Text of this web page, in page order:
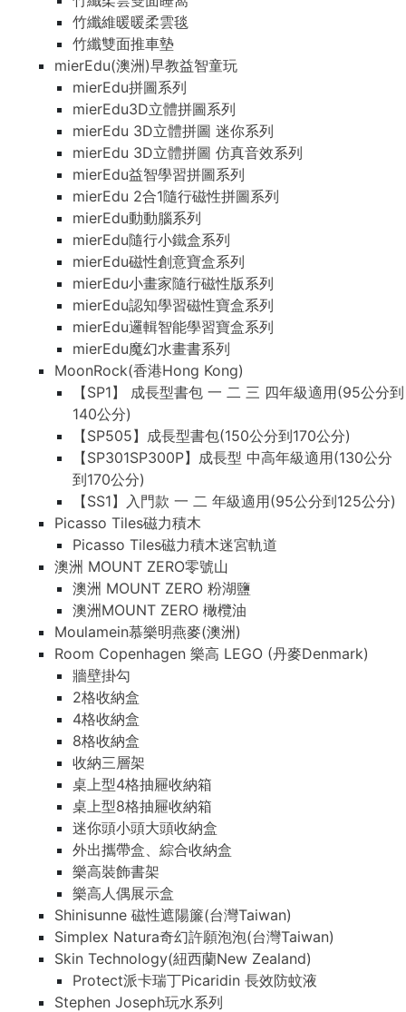
竹纖維暖暖柔雲毯
竹纖雙面推車墊
mierEdu(澳洲)早教益智童玩
mierEdu拼圖系列
mierEdu3D立體拼圖系列
mierEdu 3D立體拼圖 迷你系列
mierEdu 3D立體拼圖 仿真音效系列
mierEdu益智學習拼圖系列
mierEdu 2合1隨行磁性拼圖系列
mierEdu動動腦系列
mierEdu隨行小鐵盒系列
mierEdu磁性創意寶盒系列
mierEdu小畫家隨行磁性版系列
mierEdu認知學習磁性寶盒系列
mierEdu邏輯智能學習寶盒系列
mierEdu魔幻水畫書系列
MoonRock(香港Hong Kong)
【SP1】 成長型書包 一 二 三 四年級適用(95公分到
140公分)
【SP505】成長型書包(150公分到170公分)
【SP301SP300P】成長型 中高年級適用(130公分
到170公分)
【SS1】入門款 一 二 年級適用(95公分到125公分)
Picasso Tiles磁力積木
Picasso Tiles磁力積木迷宮軌道
澳洲 MOUNT ZERO零號山
澳洲 MOUNT ZERO 粉湖鹽
澳洲MOUNT ZERO 橄欖油
Moulamein慕樂明燕麥(澳洲)
Room Copenhagen 樂高 LEGO (丹麥Denmark)
牆壁掛勾
2格收納盒
4格收納盒
8格收納盒
收納三層架
桌上型4格抽屜收納箱
桌上型8格抽屜收納箱
迷你頭小頭大頭收納盒
外出攜帶盒、綜合收納盒
樂高裝飾書架
樂高人偶展示盒
Shinisunne 磁性遮陽簾(台灣Taiwan)
Simplex Natura奇幻許願泡泡(台灣Taiwan)
Skin Technology(紐西蘭New Zealand)
Protect派卡瑞丁Picaridin 長效防蚊液
Stephen Joseph玩水系列